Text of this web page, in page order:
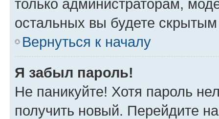
только администраторам,
остальных вы будете
Вернуться к началу
Я забыл пароль!
Не паникуйте! Хотя пароль
получить новый. Перейдите